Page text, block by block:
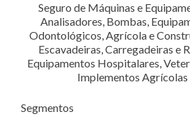
Seguro de Máquinas e
Analisadores, Bombas,
Odontológicos, Agrícola e
Escavadeiras, Carregadeiras e
Equipamentos Hospitalares,
Implementos Agrícolas
Segmentos